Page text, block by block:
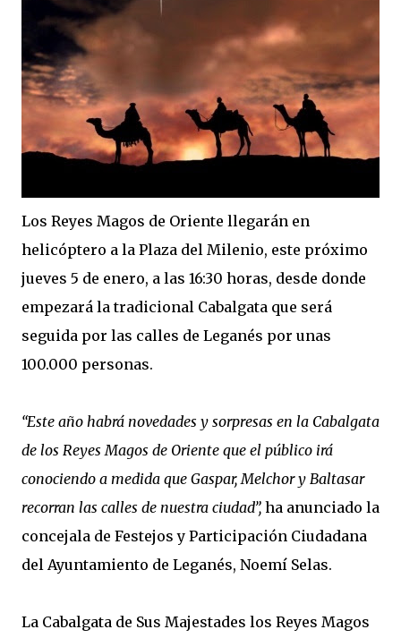
Los Reyes Magos de Oriente llegarán en
helicóptero a la Plaza del Milenio, este próximo
jueves 5 de enero, a las 16:30 horas, desde donde
empezará la tradicional Cabalgata que será
seguida por las calles de Leganés por unas
100.000 personas.
“Este año habrá novedades y sorpresas en la Cabalgata
de los Reyes Magos de Oriente que el público irá
conociendo a medida que Gaspar, Melchor y Baltasar
recorran las calles de nuestra ciudad”, ha anunciado la
concejala de Festejos y Participación Ciudadana
del Ayuntamiento de Leganés, Noemí Selas.
La Cabalgata de Sus Majestades los Reyes Magos